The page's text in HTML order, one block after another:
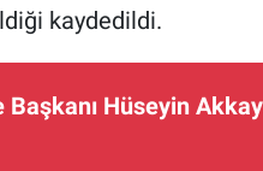
kaydedildi.
Başkanı Hüseyin